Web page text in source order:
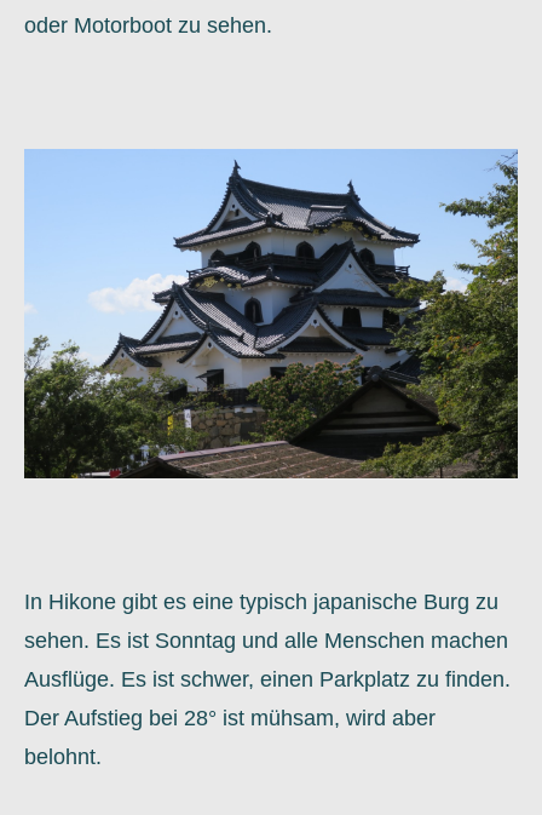
oder Motorboot zu sehen.
In Hikone gibt es eine typisch japanische Burg zu
sehen. Es ist Sonntag und alle Menschen machen
Ausflüge. Es ist schwer, einen Parkplatz zu finden.
Der Aufstieg bei 28° ist mühsam, wird aber
belohnt.